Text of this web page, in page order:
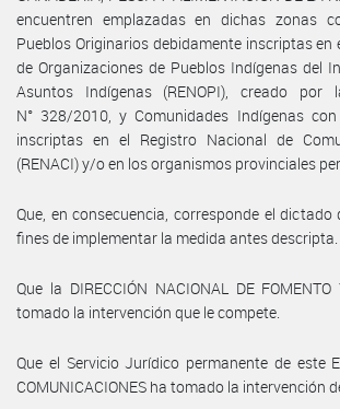
encuentren emplazadas en dichas zonas
Pueblos Originarios debidamente inscriptas en
de Organizaciones de Pueblos Indígenas del
Asuntos Indígenas (RENOPI), creado por
N° 328/2010, y Comunidades Indígenas
inscriptas en el Registro Nacional de
(RENACI) y/o en los organismos provinciales
Que, en consecuencia, corresponde el
fines de implementar la medida antes descripta.
Que la DIRECCIÓN NACIONAL DE FOMENTO
tomado la intervención que le compete.
Que el Servicio Jurídico permanente de este
COMUNICACIONES ha tomado la intervención